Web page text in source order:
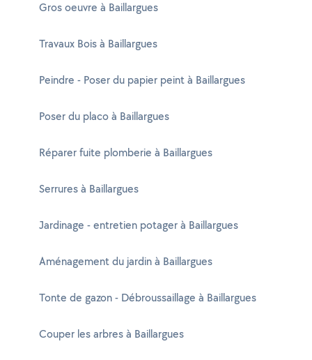
Gros oeuvre à Baillargues
Travaux Bois à Baillargues
Peindre - Poser du papier peint à Baillargues
Poser du placo à Baillargues
Réparer fuite plomberie à Baillargues
Serrures à Baillargues
Jardinage - entretien potager à Baillargues
Aménagement du jardin à Baillargues
Tonte de gazon - Débroussaillage à Baillargues
Couper les arbres à Baillargues